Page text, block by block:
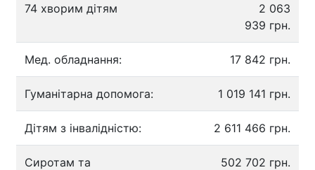
74 хворим дітям
2 063
939 грн.
Мед. обладнання: 17 842 грн.
Гуманітарна допомога: 1 019 141 грн.
Дітям з інвалідністю: 2 611 466 грн.
Сиротам та
502 702 грн.